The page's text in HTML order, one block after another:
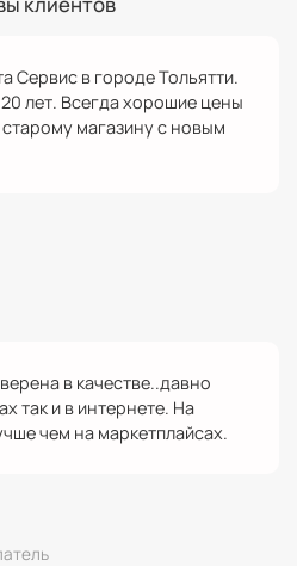
Сервис в городе Тольятти.
лет. Всегда хорошие цены
магазину с новым
в качестве..давно
так и в интернете. На
чем на маркетплайсах.